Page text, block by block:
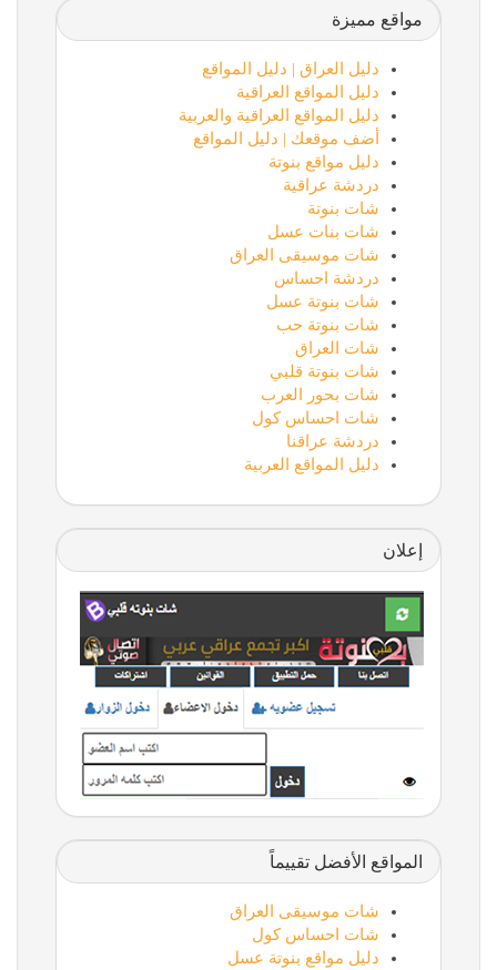
مواقع مميزة
دليل العراق | دليل المواقع
دليل المواقع العراقية
دليل المواقع العراقية والعربية
أضف موقعك | دليل المواقع
دليل مواقع بنوتة
دردشة عراقية
شات بنوتة
شات بنات عسل
شات موسيقى العراق
دردشة احساس
شات بنوتة عسل
شات بنوتة حب
شات العراق
شات بنوتة قلبي
شات بحور العرب
شات احساس كول
دردشة عراقنا
دليل المواقع العربية
إعلان
المواقع الأفضل تقييماً
شات موسيقى العراق
شات احساس كول
دليل مواقع بنوتة عسل